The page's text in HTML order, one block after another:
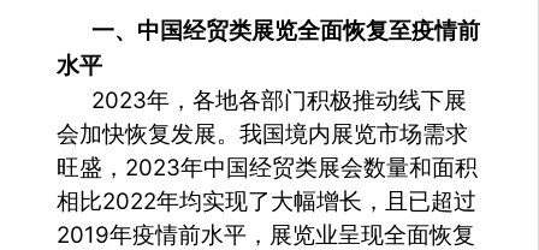
一、中国经贸类展览全面恢复至疫情前
水平
2023年，各地各部门积极推动线下展
会加快恢复发展。我国境内展览市场需求
旺盛，2023年中国经贸类展会数量和面积
相比2022年均实现了大幅增长，且已超过
2019年疫情前水平，展览业呈现全面恢复